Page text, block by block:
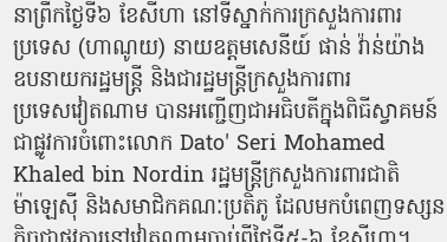
នា​ព្រឹកថ្ងៃទី៦ ខែសីហា នៅទីស្នាក់ការក្រសួងការពារ
ប្រទេស (ហាណូយ) នាយឧត្តមសេនីយ៍ ផាន់ វ៉ាន់យ៉ាង
ឧបនាយករដ្ឋមន្ត្រី និងជារដ្ឋមន្ត្រីក្រសួងការពារ
ប្រទេសវៀតណាម បានអញ្ជើញជាអធិបតីក្នុងពិធីស្វាគមន៍
ជាផ្លូវការ​ចំពោះលោក Dato' Seri Mohamed
Khaled bin Nordin រដ្ឋមន្ត្រីក្រសួងការពារជាតិ
ម៉ាឡេស៊ី និងសមាជិកគណៈប្រតិភូ ដែលមកបំពេញទស្សន